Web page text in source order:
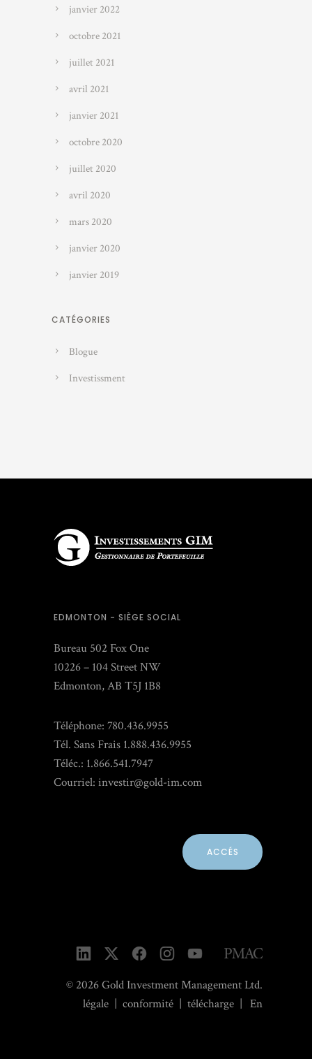
janvier 2022
octobre 2021
juillet 2021
avril 2021
janvier 2021
octobre 2020
juillet 2020
avril 2020
mars 2020
janvier 2020
janvier 2019
CATÉGORIES
Blogue
Investissment
EDMONTON - SIÈGE SOCIAL
Bureau 502 Fox One
10226 – 104 Street NW
Edmonton, AB T5J 1B8
Téléphone: 780.436.9955
Tél. Sans Frais 1.888.436.9955
Téléc.: 1.866.541.7947
Courriel: investir@gold-im.com
ACCÉS
© 2026 Gold Investment Management Ltd.
légale | conformité | télécharge | En